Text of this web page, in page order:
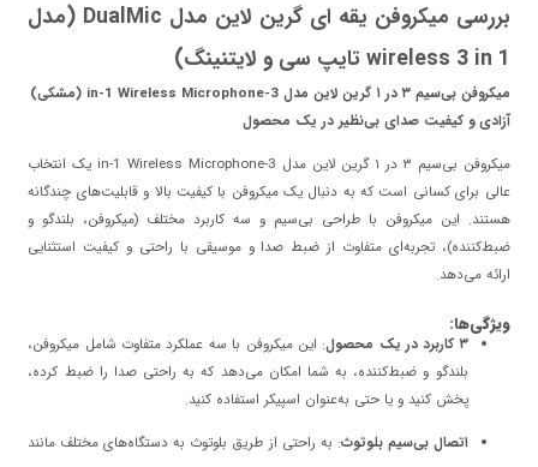
بررسی میکروفن یقه ای گرین لاین مدل DualMic (مدل
wireless 3 in 1 تایپ سی و لایتنینگ)
میکروفن بی‌سیم ۳ در ۱ گرین لاین مدل 3-in-1 Wireless Microphone (مشکی)
آزادی و کیفیت صدای بی‌نظیر در یک محصول
میکروفن بی‌سیم ۳ در ۱ گرین لاین مدل 3-in-1 Wireless Microphone یک انتخاب
عالی برای کسانی است که به دنبال یک میکروفن با کیفیت بالا و قابلیت‌های چندگانه
هستند. این میکروفن با طراحی بی‌سیم و سه کاربرد مختلف (میکروفن، بلندگو و
ضبط‌کننده)، تجربه‌ای متفاوت از ضبط صدا و موسیقی با راحتی و کیفیت استثنایی
ارائه می‌دهد.
ویژگی‌ها:
۳ کاربرد در یک محصول
: این میکروفن با سه عملکرد متفاوت شامل میکروفن،
بلندگو و ضبط‌کننده، به شما امکان می‌دهد که به راحتی صدا را ضبط کرده،
پخش کنید و یا حتی به‌عنوان اسپیکر استفاده کنید.
اتصال بی‌سیم بلوتوث: به راحتی از طریق بلوتوث به دستگاه‌های مختلف مانند